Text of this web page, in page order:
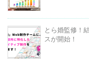
とら婚監修！
スが開始！